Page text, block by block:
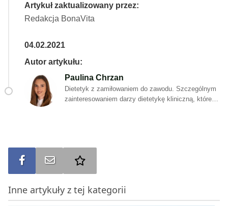
Artykuł zaktualizowany przez:
Redakcja BonaVita
04.02.2021
Autor artykułu:
Paulina Chrzan
Dietetyk z zamiłowaniem do zawodu. Szczególnym
zainteresowaniem darzy dietetykę kliniczną, której
co dzień w wolnym czasie oddaje się aktywności
fizycznej, a także pasji jaką jest tworzenie
znaleźć dla każdego rodzaju fast foodu czy
słodyczy, wystarczy tylko chcieć! Podczas stażu
Udostępnij na FBWyślij na e-mail
Inne artykuły z tej kategorii